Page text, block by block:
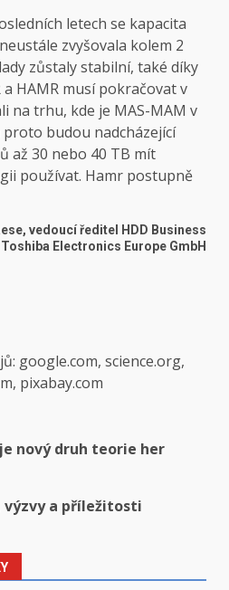
letech se kapacita
zvyšovala kolem 2
zůstaly stabilní, také díky
a HAMR musí pokračovat v
na trhu, kde je MAS-MAM v
budou nadcházející
až 30 nebo 40 TB mít
používat. Hamr postupně
vedoucí ředitel HDD Business
Electronics Europe GmbH
google.com, science.org,
pixabay.com
nový druh teorie her
výzvy a příležitosti